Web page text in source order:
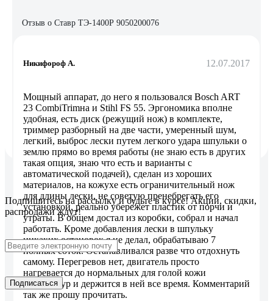
Отзыв о Ставр ТЭ-1400Р 9050200076
Никифороф А. 12.07.2017
Мощный аппарат, до него я пользовался Bosch ART
23 CombiTrimна и Stihl FS 55. Эргономика вполне
удобная, есть диск (режущий нож) в комплекте,
триммер разборный на две части, умеренный шум,
легкий, выброс лески путем легкого удара шпульки о
землю прямо во время работы (не знаю есть в других
такая опция, знаю что есть и варианты с
автоматической подачей), сделан из хороших
материалов, на кожухе есть ограничительный нож
для длины лески, не советую пренебрегать его
установкой, реально убережет пластик от порчи и
утраты. В общем достал из коробки, собрал и начал
работать. Кроме добавления лески в шпульку
никаких остановок я не делал, обрабатываю 7
полных соток. Останавливался разве что отдохнуть
самому. Перегревов нет, двигатель просто
нагревается до нормальных для голой кожи
температур и держится в ней все время. Комментарий
так же прошу прочитать.
Подпишитесьна рассылкуи будьте в курсе! Акции, скидки,
распродажи ждут!
Подписаться